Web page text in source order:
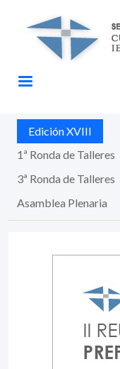
Buscar
Edición XVIII
1ª Ronda de Talleres
3ª Ronda de Talleres
Asamblea Plenaria